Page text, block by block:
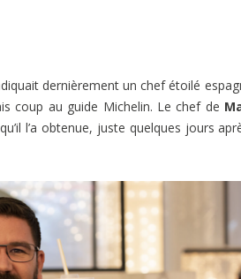
dernièrement un chef étoilé
coup au guide Michelin. Le chef de
l’a obtenue, juste quelques jours